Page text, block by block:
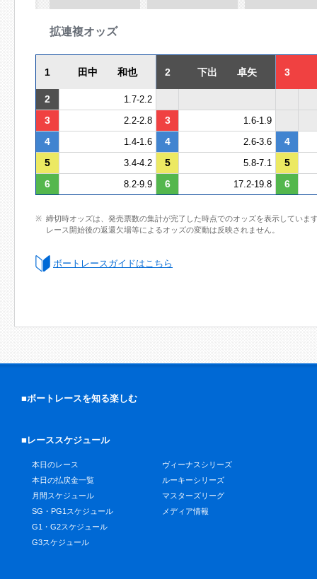
拡連複オッズ
1 田中 和也 2 下出 卓矢 3
2 1.7-2.2
3 2.2-2.8 3 1.6-1.9
4 1.4-1.6 4 2.6-3.6
4
5
3.4-4.2 5 5.8-7.1
5
6
8.2-9.9 6 17.2-19.8 6
締切時オッズは、発売票数の集計が完了した時点でのオッズを表示していま
レース開始後の返還欠場等によるオッズの変動は反映されません。
ボートレースガイドはこちら
■ボートレースを知る楽しむ
■レーススケジュール
本日のレース
本日の払戻金一覧
月間スケジュール
SG・PG1スケジュール
G1・G2スケジュール
G3スケジュール
ヴィーナスシリーズ
ルーキーシリーズ
マスターズリーグ
メディア情報